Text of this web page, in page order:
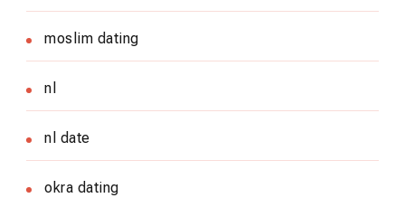
moslim dating
nl
nl date
okra dating